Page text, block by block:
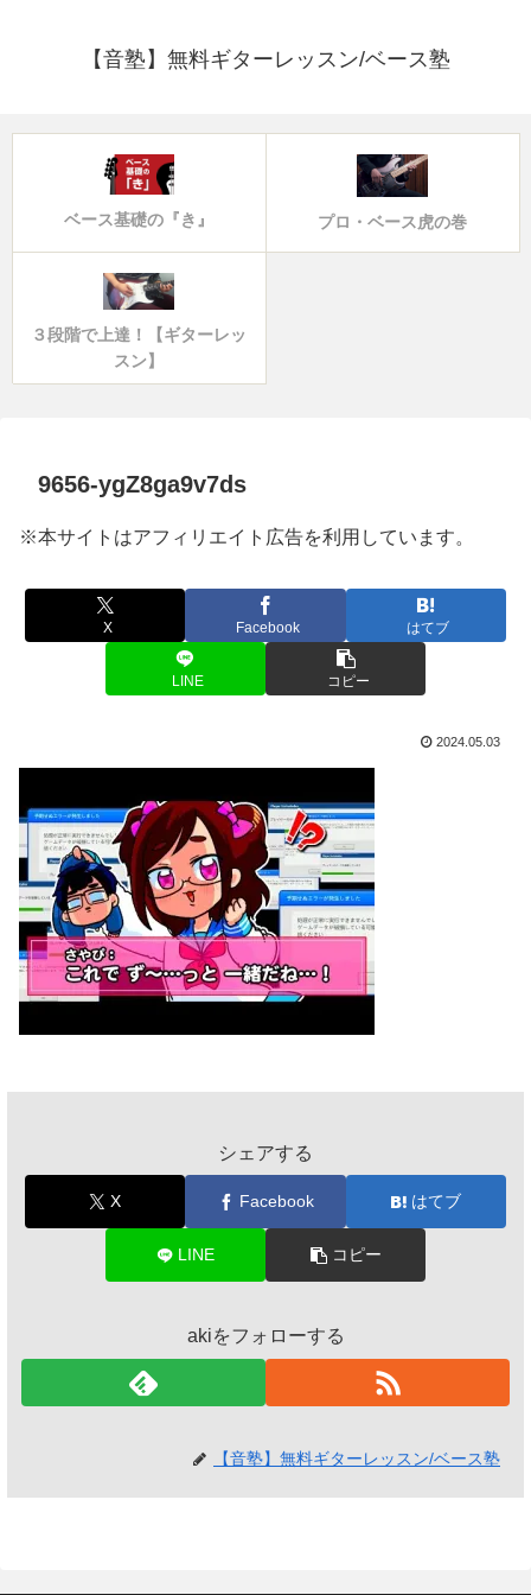
【音塾】無料ギターレッスン/ベース塾
ベース基礎の『き』 プロ・ベース虎の巻
３段階で上達！【ギターレッ
スン】
9656-ygZ8ga9v7ds
※本サイトはアフィリエイト広告を利用しています。
X Facebook はてブ
LINE コピー
2024.05.03
シェアする
X Facebook はてブ
LINE コピー
akiをフォローする
【音塾】無料ギターレッスン/ベース塾